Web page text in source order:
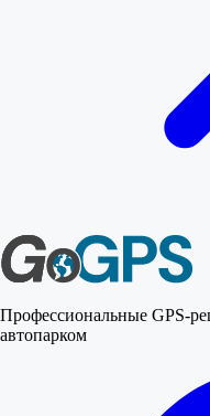
Профессиональные GPS-
автопарком